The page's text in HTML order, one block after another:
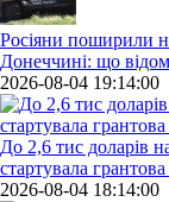
Росіяни поширили
Донеччині: що
2026-08-04 19:14:00
До 2,6 тис доларів
стартувала
2026-08-04 18:14:00